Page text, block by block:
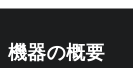
機器の概要